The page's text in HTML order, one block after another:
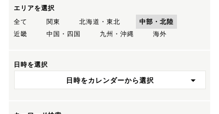
エリアを選択
全て
関東 北海道・東北
中部・北陸
近畿
中国・四国 九州・沖縄 海外
日時を選択
日時をカレンダーから選択